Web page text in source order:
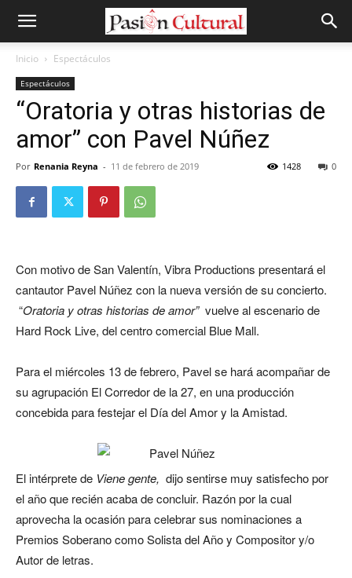
Inicio Espectáculos
Espectáculos
“Oratoria y otras historias de
amor” con Pavel Núñez
Por Renania Reyna - 11 de febrero de 2019 0
1428
Con motivo de San Valentín, Vibra Productions presentará el
cantautor Pavel Núñez con la nueva versión de su concierto.
“Oratoria y otras historias de amor” vuelve al escenario de
Hard Rock Live, del centro comercial Blue Mall.
Para el miércoles 13 de febrero, Pavel se hará acompañar de
su agrupación El Corredor de la 27, en una producción
concebida para festejar el Día del Amor y la Amistad.
El intérprete de Viene gente, dijo sentirse muy satisfecho por
el año que recién acaba de concluir. Razón por la cual
aprovecha la ocasión para celebrar sus nominaciones a
Premios Soberano como Solista del Año y Compositor y/o
Autor de letras.